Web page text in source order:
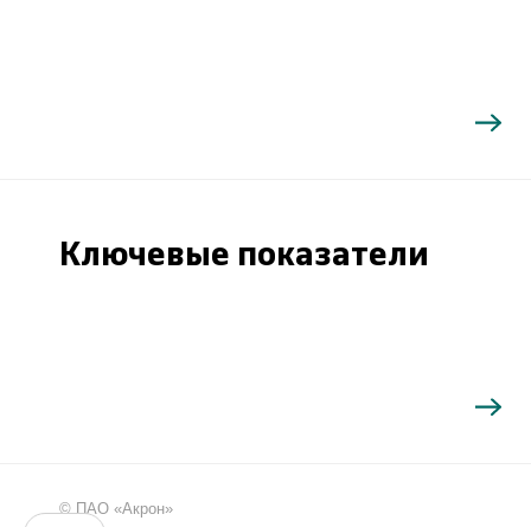
Поиск
Ключевые показатели
© ПАО «Акрон»